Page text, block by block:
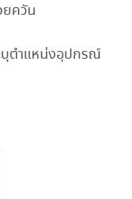
ยควัน
บุตำแหน่งอุปกรณ์